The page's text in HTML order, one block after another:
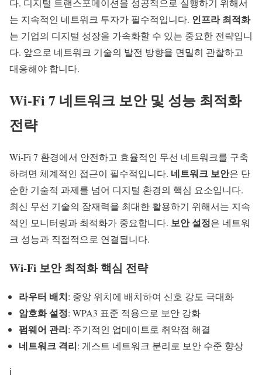
는 지속적인 네트워크 투자가 필수적입니다. 인프라 최적화
는 기업의 디지털 성장을 가속화할 수 있는 중요한 전략입니
다. 앞으로 네트워크 기술의 발전 방향을 면밀히 관찰하고
대응해야 합니다.
Wi-Fi 7 네트워크 보안 및 성능 최적화
전략
Wi-Fi 7 환경에서 안전하고 효율적인 무선 네트워크를 구축
하려면 체계적인 접근이 필수적입니다. 네트워크 보안은 단
순한 기술적 과제를 넘어 디지털 환경의 핵심 요소입니다.
최신 무선 기술의 잠재력을 최대한 활용하기 위해서는 지속
적인 모니터링과 최적화가 중요합니다. 보안 설정은 네트워
크 성능과 직접적으로 연결됩니다.
Wi-Fi 보안 최적화 핵심 전략
라우터 배치: 중앙 위치에 배치하여 신호 강도 극대화
암호화 설정: WPA3 표준 적용으로 보안 강화
펌웨어 관리: 주기적인 업데이트로 취약점 해결
네트워크 격리: 게스트 네트워크 분리로 보안 수준 향상
ℹ️